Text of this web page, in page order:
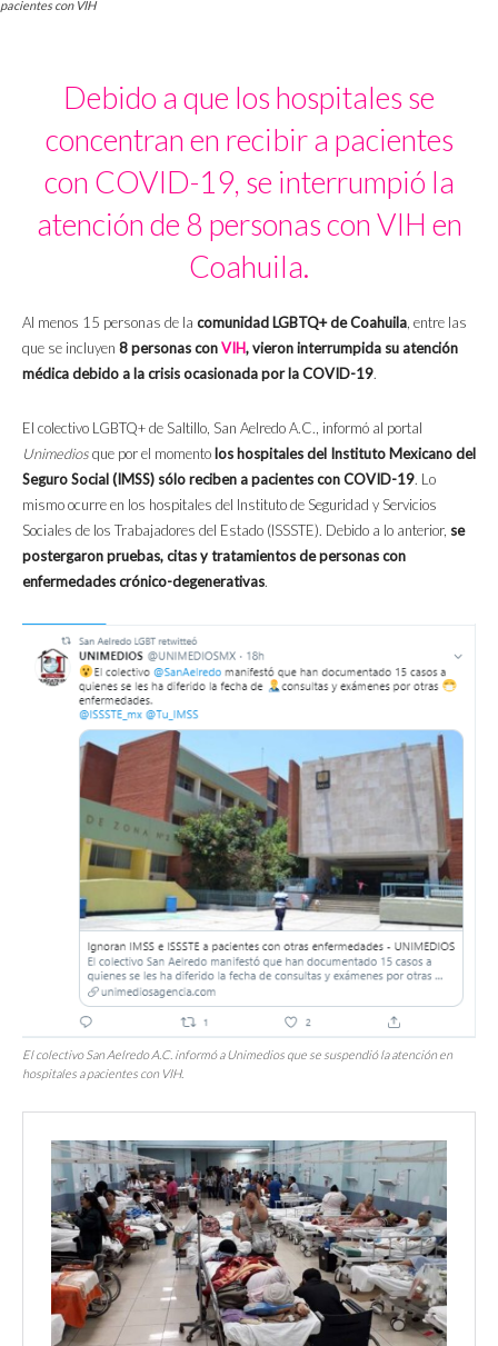
pacientes con VIH
Debido a que los hospitales se
concentran en recibir a pacientes
con COVID-19, se interrumpió la
atención de 8 personas con VIH en
Coahuila.
Al menos 15 personas de la comunidad LGBTQ+ de Coahuila , entre las
que se incluyen 8 personas conVIH, vieron interrumpida su atención
médica debido a la crisis ocasionada por la COVID-19.
El colectivo LGBTQ+ de Saltillo, San Aelredo A.C., informó al portal
Unimediosque por el momento los hospitales del Instituto Mexicano del
Seguro Social (IMSS) sólo reciben a pacientes con COVID-19. Lo
mismo ocurre en los hospitales del Instituto de Seguridad y Servicios
Sociales de los Trabajadores del Estado (ISSSTE). Debido a lo anterior, se
postergaron pruebas, citas y tratamientos de personas con
enfermedades crónico-degenerativas.
El colectivo San Aelredo A.C. informó a Unimedios que se suspendió la atención en
hospitales a pacientes con VIH.